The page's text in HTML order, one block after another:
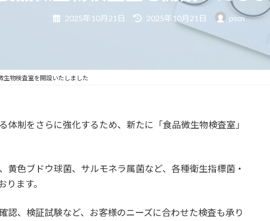
2025年10月21日
最
終
2025年10月21日 pscn
生物検査室を開設いたしました
体制をさらに強化するため、新たに「食品微生物検査室」
黄色ブドウ球菌、サルモネラ属菌など、各種衛生指標菌・
ます。
認、検証試験など、お客様のニーズに合わせた検査も承り